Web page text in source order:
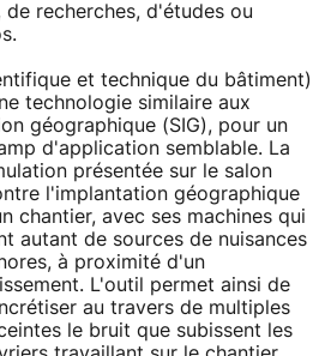
recherches, d'études ou
et technique du bâtiment)
technologie similaire aux
géographique (SIG), pour un
d'application semblable. La
présentée sur le salon
l'implantation géographique
chantier, avec ses machines qui
autant de sources de nuisances
à proximité d'un
L'outil permet ainsi de
au travers de multiples
le bruit que subissent les